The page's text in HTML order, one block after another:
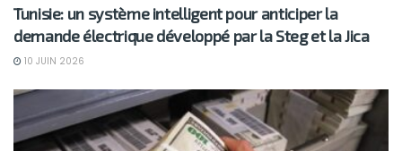
Tunisie: un système intelligent pour anticiper la
demande électrique développé par la Steg et la Jica
10 JUIN 2026